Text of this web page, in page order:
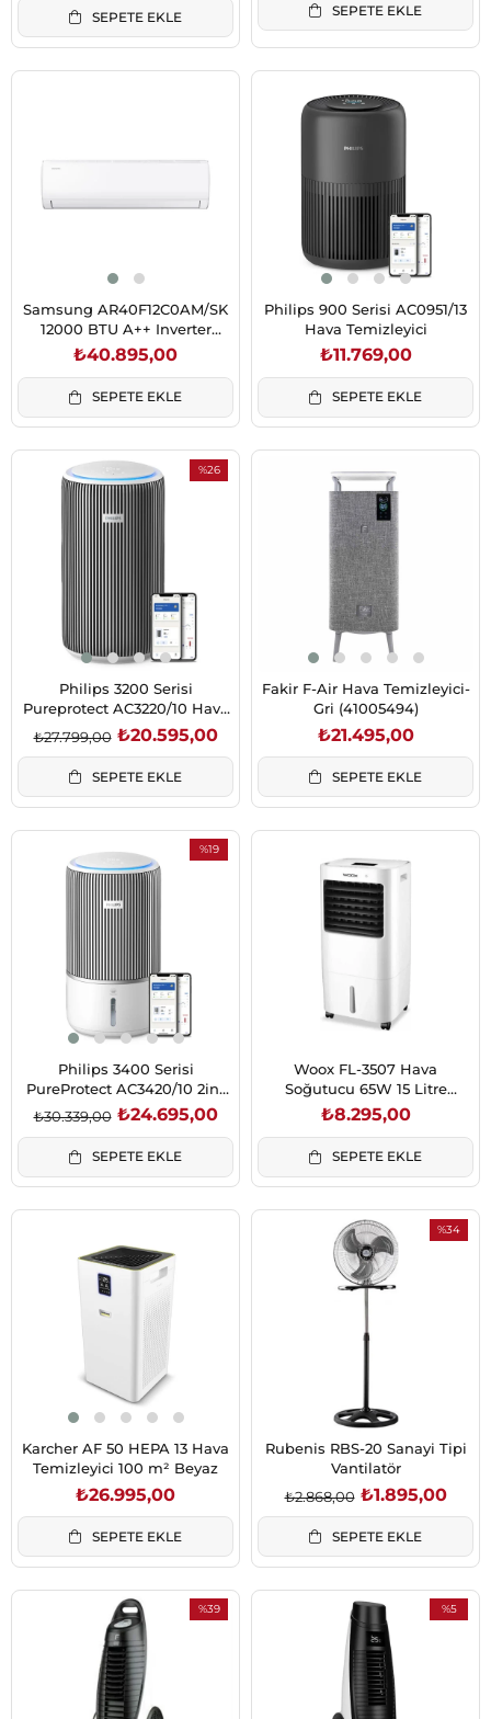
SEPETE EKLE SEPETE EKLE
Samsung AR40F12C0AM/SK
12000 BTU A++ Inverter
Klima
₺40.895,00
SEPETE EKLE
Philips 900 Serisi AC0951/13
Hava Temizleyici
₺11.769,00
SEPETE EKLE
%26
Philips 3200 Serisi
Pureprotect AC3220/10 Hava
Temizleyici
₺20.595,00
₺27.799,00
SEPETE EKLE
Fakir F-Air Hava Temizleyici-
Gri (41005494)
₺21.495,00
SEPETE EKLE
%19
Philips 3400 Serisi
PureProtect AC3420/10 2in1
Hava Temizleyici ve
Nemlendirici
₺24.695,00
₺30.339,00
SEPETE EKLE
Woox FL-3507 Hava
Soğutucu 65W 15 Litre
Uzaktan Kumandalı
₺8.295,00
SEPETE EKLE
Karcher AF 50 HEPA 13 Hava
Temizleyici 100 m² Beyaz
₺26.995,00
SEPETE EKLE
%34
Rubenis RBS-20 Sanayi Tipi
Vantilatör
₺1.895,00
₺2.868,00
SEPETE EKLE
%39
%5